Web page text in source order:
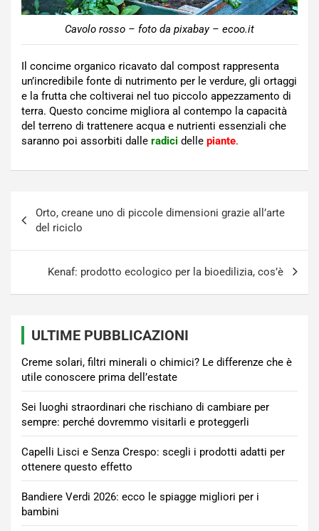
Cavolo rosso – foto da pixabay – ecoo.it
Il concime organico ricavato dal compost rappresenta
un’incredibile fonte di nutrimento per le verdure, gli ortaggi
e la frutta che coltiverai nel tuo piccolo appezzamento di
terra. Questo concime migliora al contempo la capacità
del terreno di trattenere acqua e nutrienti essenziali che
saranno poi assorbiti dalle radici delle piante.
articoli
Orto, creane uno di piccole dimensioni grazie all’arte
del riciclo
Kenaf: prodotto ecologico per la bioedilizia, cos’è
ULTIME PUBBLICAZIONI
Creme solari, filtri minerali o chimici? Le differenze che è
utile conoscere prima dell’estate
Sei luoghi straordinari che rischiano di cambiare per
sempre: perché dovremmo visitarli e proteggerli
Capelli Lisci e Senza Crespo: scegli i prodotti adatti per
ottenere questo effetto
Bandiere Verdi 2026: ecco le spiagge migliori per i
bambini